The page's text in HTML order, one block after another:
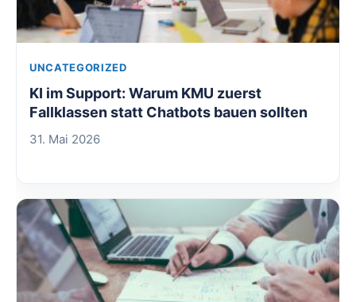
UNCATEGORIZED
KI im Support: Warum KMU zuerst
Fallklassen statt Chatbots bauen sollten
31. Mai 2026